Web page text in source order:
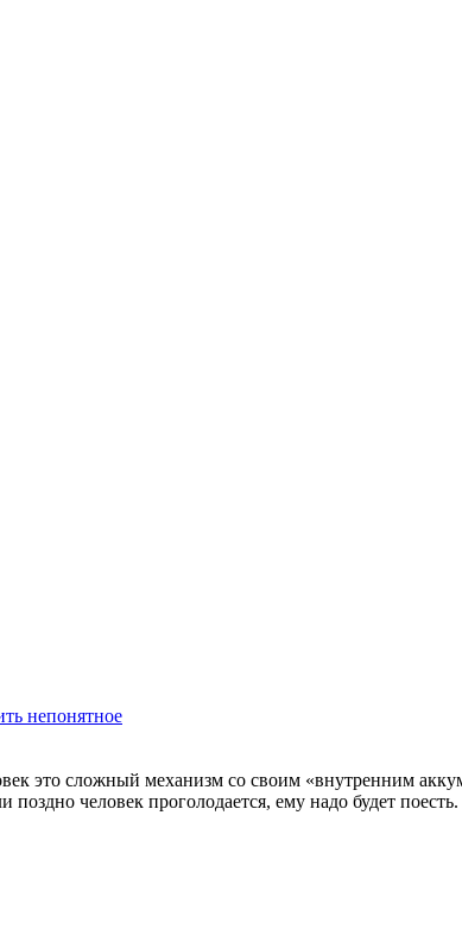
непонятное
это сложный механизм со своим «внутренним
человек проголодается, ему надо будет